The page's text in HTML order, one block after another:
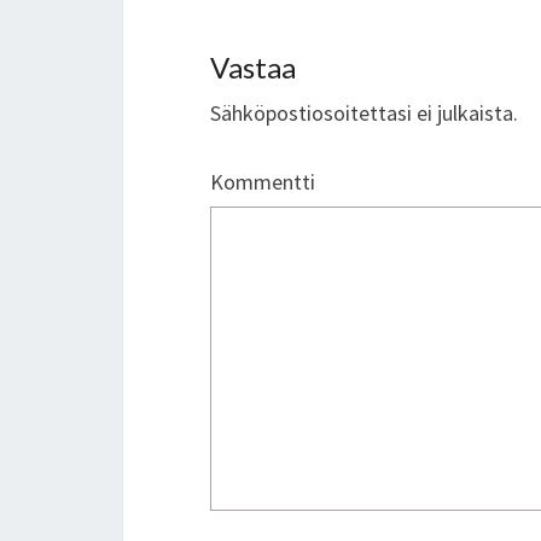
Vastaa
Sähköpostiosoitettasi ei julkaista.
Kommentti